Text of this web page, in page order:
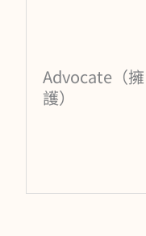
Advocate（擁
護）